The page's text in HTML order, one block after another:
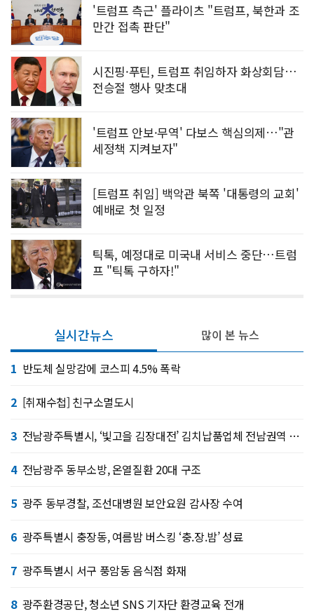
'트럼프 측근' 플라이츠 "트럼프, 북한과 조
만간 접촉 판단"
시진핑·푸틴, 트럼프 취임하자 화상회담…
전승절 행사 맞초대
'트럼프 안보·무역' 다보스 핵심의제…"관
세정책 지켜보자"
[트럼프 취임] 백악관 북쪽 '대통령의 교회'
예배로 첫 일정
틱톡, 예정대로 미국내 서비스 중단…트럼
프 "틱톡 구하자!"
실시간뉴스
1 반도체 실망감에 코스피 4.5% 폭락
2 [취재수첩] 친구소멸도시
3 전남광주특별시, ‘빛고을 김장대전’ 김치납품업체 전남권역 확대
4 전남광주 동부소방, 온열질환 20대 구조
5 광주 동부경찰, 조선대병원 보안요원 감사장 수여
6 광주특별시 충장동, 여름밤 버스킹 ‘충.장.밤’ 성료
7 광주특별시 서구 풍암동 음식점 화재
8 광주환경공단, 청소년 SNS 기자단 환경교육 전개
많이 본 뉴스